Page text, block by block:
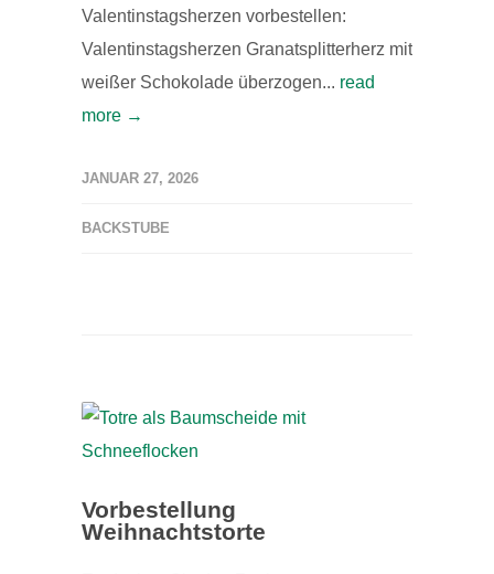
Valentinstagsherzen vorbestellen:
Valentinstagsherzen Granatsplitterherz mit
weißer Schokolade überzogen... read
more →
JANUAR 27, 2026
BACKSTUBE
Vorbestellung
Weihnachtstorte